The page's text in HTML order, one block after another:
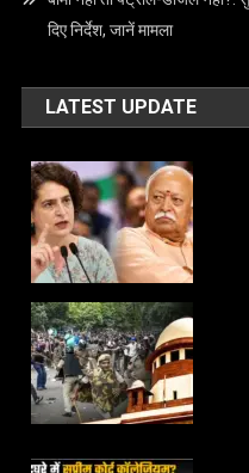
चार साल की दुष्कर्म पीड़िता का
लाख रुपये मुआवजा दे दुष्कर्म पीड़िता
‘युवाओं की बात सुनिए, सुरक्षाबल
सरकार को क्या सलाह?
बीमा नहीं तो पेट्रोल-डीजल
दिए निर्देश, जानें मामला
LATEST UPDATE